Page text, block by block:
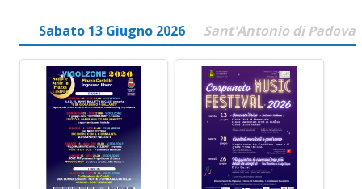
Sabato 13 Giugno 2026 Sant'Antonio di Padova